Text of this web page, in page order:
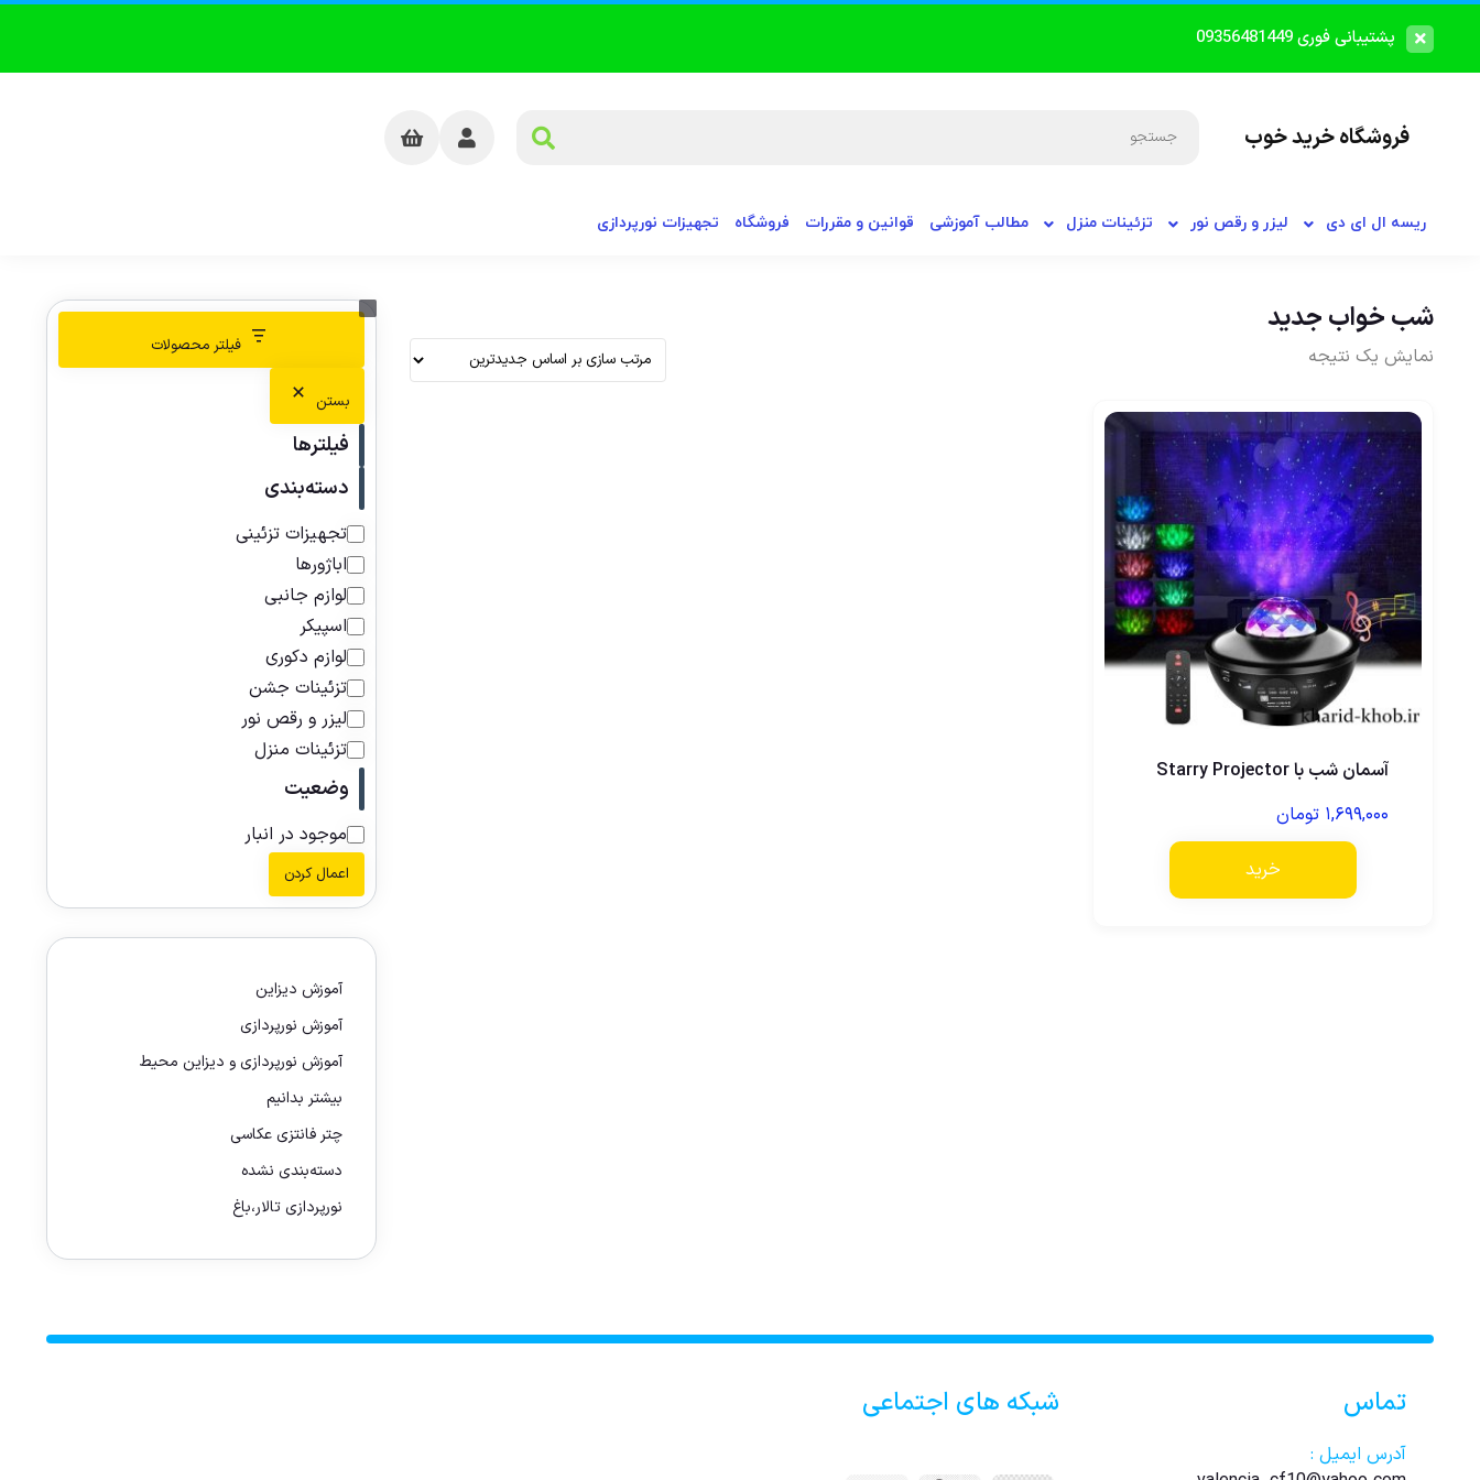
پشتیبانی فوری 09356481449
فروشگاه خرید خوب
ریسه ال ای دی لیزر و رقص نور تزئینات منزل مطالب آموزشی قوانین و مقررات فروشگاه تجهیزات نورپردازی
شب خواب جدید
نمایش یک نتیجه
آسمان شب با Starry Projector
۱,۶۹۹,۰۰۰ تومان
خرید
فیلتر محصولات
بستن
فیلترها
دسته‌بندی
تجهیزات تزئینی
اباژورها
لوازم جانبی
اسپیکر
لوازم دکوری
تزئینات جشن
لیزر و رقص نور
تزئینات منزل
وضعیت
موجود در انبار
اعمال کردن
آموزش دیزاین
آموزش نورپردازی
آموزش نورپردازی و دیزاین محیط
بیشتر بدانیم
چتر فانتزی عکاسی
دسته‌بندی نشده
نورپردازی تالار،باغ
تماس
آدرس ایمیل :
شبکه های اجتماعی